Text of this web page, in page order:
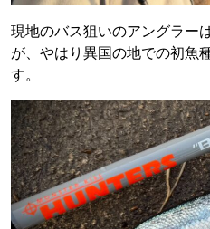
現地のバス狙いのアングラー
が、やはり異国の地での初魚
す。